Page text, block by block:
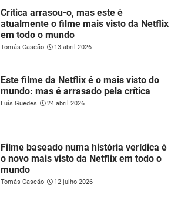
Crítica arrasou-o, mas este é
atualmente o filme mais visto da Netflix
em todo o mundo
Tomás Cascão 13 abril 2026
Este filme da Netflix é o mais visto do
mundo: mas é arrasado pela crítica
Luís Guedes 24 abril 2026
Filme baseado numa história verídica é
o novo mais visto da Netflix em todo o
mundo
Tomás Cascão 12 julho 2026